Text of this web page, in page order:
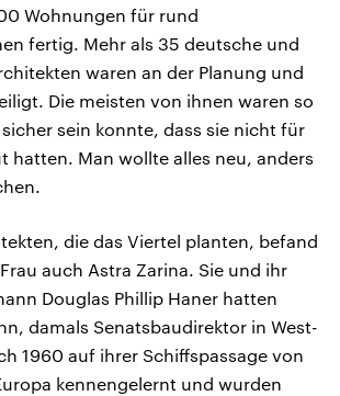
Wohnungen für rund
fertig. Mehr als 35 deutsche und
waren an der Planung und
Die meisten von ihnen waren so
sein konnte, dass sie nicht für
hatten. Man wollte alles neu, anders
die das Viertel planten, befand
auch Astra Zarina. Sie und ihr
Douglas Phillip Haner hatten
damals Senatsbaudirektor in West-
1960 auf ihrer Schiffspassage von
kennengelernt und wurden